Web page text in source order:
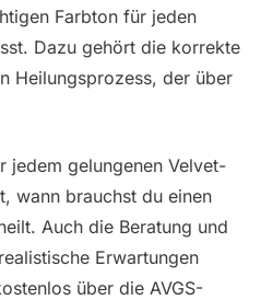
Farbton für jeden
Dazu gehört die korrekte
Heilungsprozess, der über
jedem gelungenen Velvet-
wann brauchst du einen
Auch die Beratung und
Erwartungen
über die AVGS-